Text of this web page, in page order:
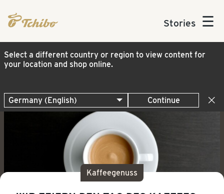
Stories ☰
Select a different country or region to view content for
your location and shop online.
Continue
Kaffeegenuss